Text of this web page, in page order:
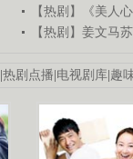
【热剧】《美人
【热剧】姜文马
热剧点播 电视剧库 趣